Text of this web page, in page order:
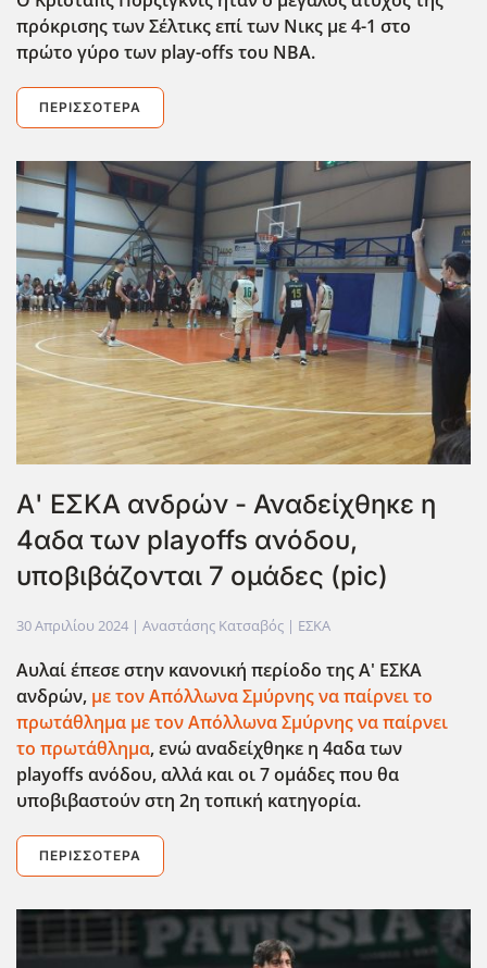
πρόκρισης των Σέλτικς επί των Νικς με 4-1 στο
πρώτο γύρο των play-offs του NBA.
ΠΕΡΙΣΣΌΤΕΡΑ
Α' ΕΣΚΑ ανδρών - Αναδείχθηκε η
4αδα των playoffs ανόδου,
υποβιβάζονται 7 ομάδες (pic)
30 Απριλίου 2024 | Αναστάσης Κατσαβός | ΕΣΚΑ
Αυλαί έπεσε στην κανονική περίοδο της Α' ΕΣΚΑ
ανδρών, με τον Απόλλωνα Σμύρνης να παίρνει το
πρωτάθλημα με τον Απόλλωνα Σμύρνης να παίρνει
το πρωτάθλημα, ενώ αναδείχθηκε η 4αδα των
playoffs ανόδου, αλλά και οι 7 ομάδες που θα
υποβιβαστούν στη 2η τοπική κατηγορία.
ΠΕΡΙΣΣΌΤΕΡΑ